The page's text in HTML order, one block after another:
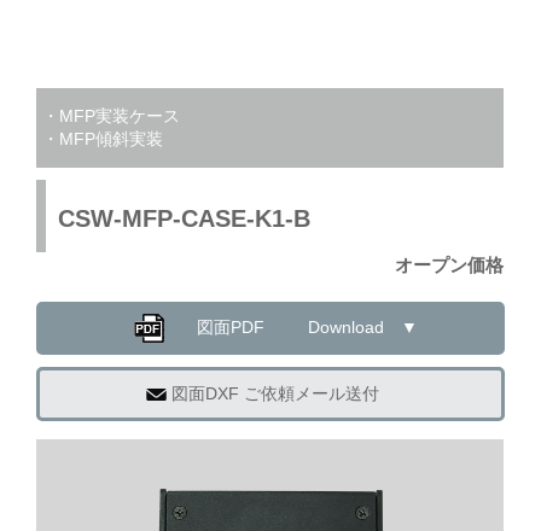
・MFP実装ケース
・MFP傾斜実装
CSW-MFP-CASE-K1-B
オープン価格
図面PDF Download ▼
図面DXF ご依頼メール送付